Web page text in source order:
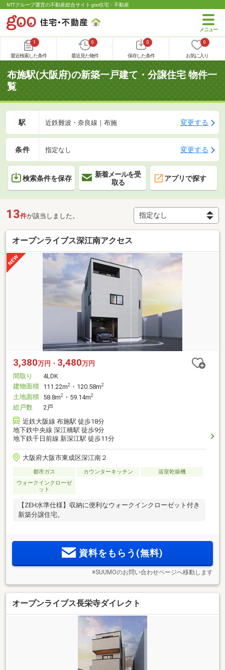
NTTグループ運営の不動産総合サイト goo住宅・不動産
1
最近検索した条件
0
最近見た物件
0
保存した条件
0
お気に入り
布施駅(大阪府)の新築一戸建て・分譲住宅 物件一
覧
駅 近鉄難波・奈良線｜布施 変更する
条件 指定なし 変更する
検索条件を保存
新着メールを受
取る
アプリで探す
13件が該当しました。
オープンライブス深江南アクセス
3,380万円・ 3,480万円
間取り
4LDK
建物面積 111.22m2 ・120.58m2
土地面積 58.8m2 ・59.14m2
総戸数
2戸
近鉄大阪線 布施駅 徒歩18分
地下鉄中央線 深江橋駅 徒歩9分
地下鉄千日前線 新深江駅 徒歩11分
大阪府大阪市東成区深江南２
都市ガス カウンターキッチン
浴室乾燥機
ウォークインクローゼ
ット
【ZEH水準仕様】収納に便利なウォークインクローゼット付き
新築分譲住宅。
資料をもらう(無料)
※SUUMOのお問い合わせページへ移動します
オープンライブス長栄寺ダイレクト